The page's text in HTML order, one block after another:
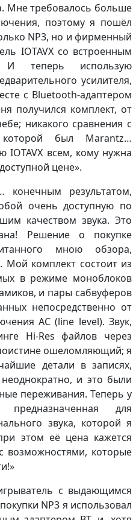
Мне требовалось больше
поэтому я пошёл
NP3, но и фирменный
IOTAVX со встроенным
И теперь использую
усилителя,
с Bluetooth-адаптером
получился комплект, от
никакого сравнения с
был Marantz…
IOTAVX всем, кому нужна
цене».
результатом,
очень доступную по
качеством звука. Это
Решение о покупке
мною обзора,
Мой комплект состоит из
в режиме моноблоков
и пары сабвуферов
непосредственно от
АС (line level). Звук,
Hi-Res файлов через
ошеломляющий; я
детали в записях,
и это были
переживания. Теперь у
для
звука, которой я
этом её цена кажется
которые
с выдающимся
NP3 я использовал